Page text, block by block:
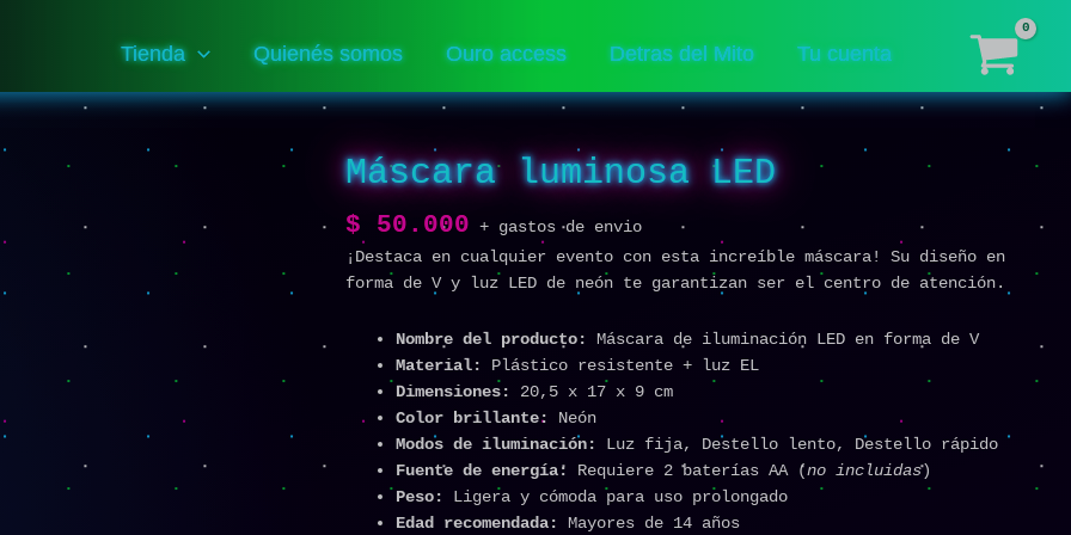
Tienda Quienés somos Ouro access Detras del Mito Tu cuenta
Máscara luminosa LED
$ 50.000 + gastos de envio
¡Destaca en cualquier evento con esta increíble máscara! Su diseño en
forma de V y luz LED de neón te garantizan ser el centro de atención.
Nombre del producto:
Máscara de iluminación LED en forma de V
Material:
Plástico resistente + luz EL
Dimensiones:
20,5 x 17 x 9 cm
Color brillante:
Neón
Modos de iluminación: Luz fija, Destello lento, Destello rápido
Fuente de energía:
Requiere 2 baterías AA (no incluidas)
Peso:
Ligera y cómoda para uso prolongado
Edad recomendada:
Mayores de 14 años
Máscara
luminosa
LED
cantidad